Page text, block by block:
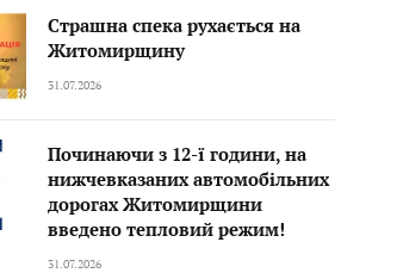
Страшна спека рухається на
Житомирщину
31.07.2026
Починаючи з 12-ї години, на
нижчевказаних автомобільних
дорогах Житомирщини
введено тепловий режим!
31.07.2026